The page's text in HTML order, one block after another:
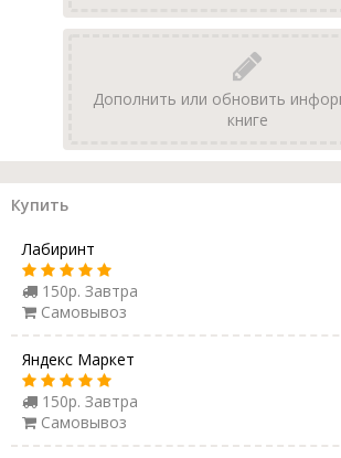
Дополнить или обновить
книге
Купить
Лабиринт
150р. Завтра
Самовывоз
Яндекс Маркет
150р. Завтра
Самовывоз